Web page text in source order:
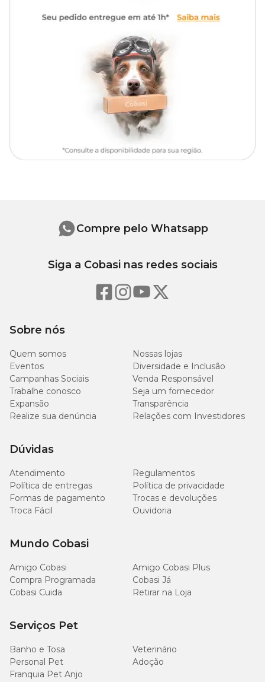
Observação:
O produto tem validade de 2 anos. Após aberto é recomendado
que seja consumido até 3 meses
Sobre nós
Quem somos
Nossas lojas
Eventos
Diversidade e Inclusão
Campanhas Sociais
Venda Responsável
Trabalhe conosco
Seja um fornecedor
Expansão
Transparência
Realize sua denúncia
Relações com Investidores
Dúvidas
Atendimento
Regulamentos
Política de entregas
Política de privacidade
Formas de pagamento
Trocas e devoluções
Troca Fácil
Ouvidoria
Mundo Cobasi
Amigo Cobasi
Amigo Cobasi Plus
Compra Programada
Cobasi Já
Cobasi Cuida
Retirar na Loja
Serviços Pet
Banho e Tosa
Veterinário
Personal Pet
Adoção
Franquia Pet Anjo
Compre pelo Whatsapp
Siga a Cobasi nas redes sociais